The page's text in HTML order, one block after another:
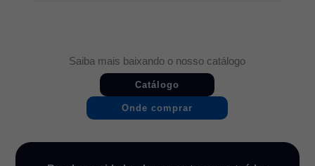
Saiba mais baixando o nosso catálogo
Catálogo
Onde comprar